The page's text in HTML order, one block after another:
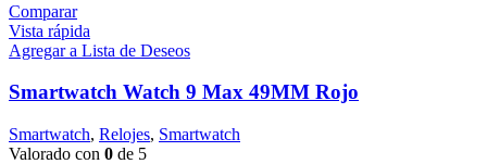
Comparar
Vista rápida
Agregar a Lista de Deseos
Smartwatch Watch 9 Max 49MM Rojo
Smartwatch, Relojes, Smartwatch
Valorado con 0 de 5